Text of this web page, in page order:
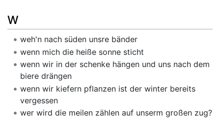
W
weh'n nach süden unsre bänder
wenn mich die heiße sonne sticht
wenn wir in der schenke hängen und uns nach dem
biere drängen
wenn wir kiefern pflanzen ist der winter bereits
vergessen
wer wird die meilen zählen auf unserm großen zug?